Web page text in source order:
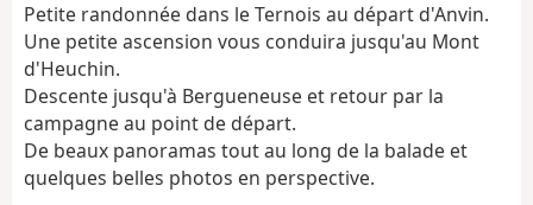
v
Petite randonnée dans le Ternois au départ d'Anvin.
Une petite ascension vous conduira jusqu'au Mont
d'Heuchin.
Descente jusqu'à Bergueneuse et retour par la
campagne au point de départ.
De beaux panoramas tout au long de la balade et
quelques belles photos en perspective.